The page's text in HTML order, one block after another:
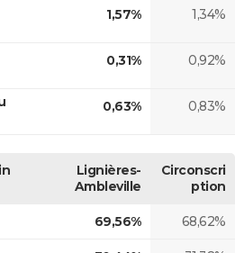
1,57% 1,34%
0,31% 0,92%
0,63% 0,83%
Lignières-
Ambleville
Circonscri
ption
69,56% 68,62%